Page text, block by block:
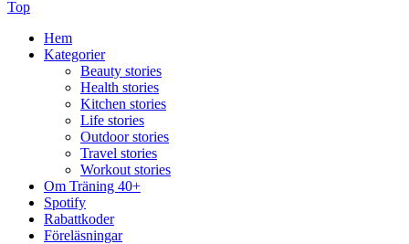
Top
Hem
Kategorier
Beauty stories
Health stories
Kitchen stories
Life stories
Outdoor stories
Travel stories
Workout stories
Om Träning 40+
Spotify
Rabattkoder
Föreläsningar